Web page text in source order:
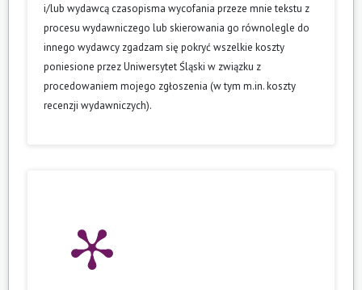
i/lub wydawcą czasopisma wycofania przeze mnie tekstu z
procesu wydawniczego lub skierowania go równolegle do
innego wydawcy zgadzam się pokryć wszelkie koszty
poniesione przez Uniwersytet Śląski w związku z
procedowaniem mojego zgłoszenia (w tym m.in. koszty
recenzji wydawniczych).